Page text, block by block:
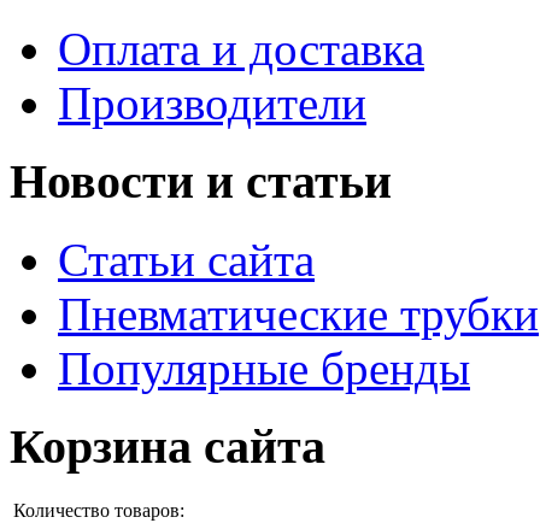
Оплата и доставка
Производители
Новости и статьи
Статьи сайта
Пневматические трубки
Популярные бренды
Корзина сайта
Количество товаров: